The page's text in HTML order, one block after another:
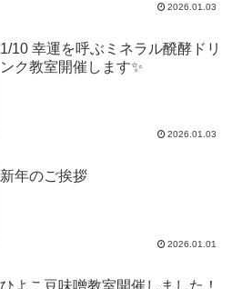
2026.01.03
1/10 幸運を呼ぶミネラル醗酵ドリ
ンク教室開催します✨
2026.01.03
新年のご挨拶
2026.01.01
ひよこ豆味噌教室開催しました！